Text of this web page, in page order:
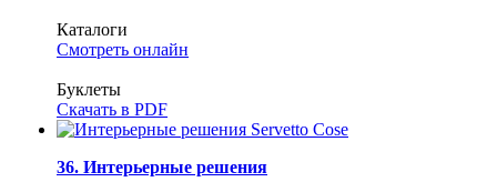
Каталоги
Смотреть онлайн
Буклеты
Скачать в PDF
36. Интерьерные решения